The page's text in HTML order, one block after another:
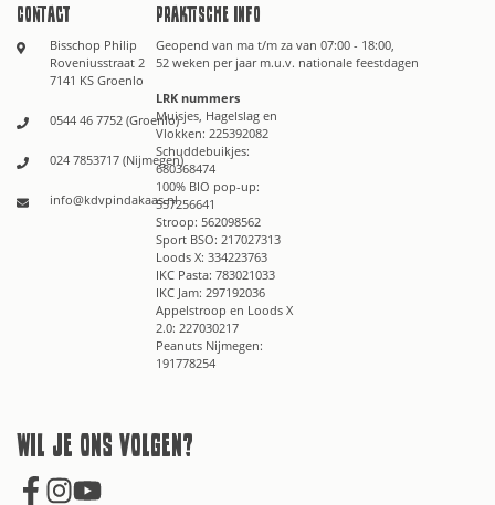
Contact
Bisschop Philip
Roveniusstraat 2
7141 KS Groenlo
0544 46 7752 (Groenlo)
024 7853717 (Nijmegen)
info@kdvpindakaas.nl
Praktische info
Geopend van ma t/m za van 07:00 - 18:00,
52 weken per jaar m.u.v. nationale feestdagen
LRK nummers
Muisjes, Hagelslag en
Vlokken: 225392082
Schuddebuikjes:
680368474
100% BIO pop-up:
557256641
Stroop: 562098562
Sport BSO: 217027313
Loods X: 334223763
IKC Pasta: 783021033
IKC Jam: 297192036
Appelstroop en Loods X
2.0: 227030217
Peanuts Nijmegen:
191778254
Wil je ons volgen?